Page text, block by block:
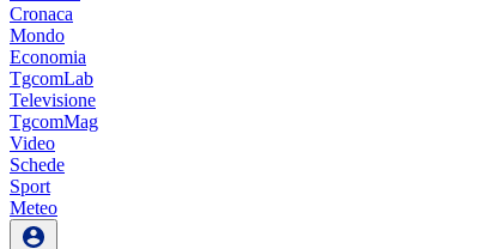
Cronaca
Mondo
Economia
TgcomLab
Televisione
TgcomMag
Video
Schede
Sport
Meteo